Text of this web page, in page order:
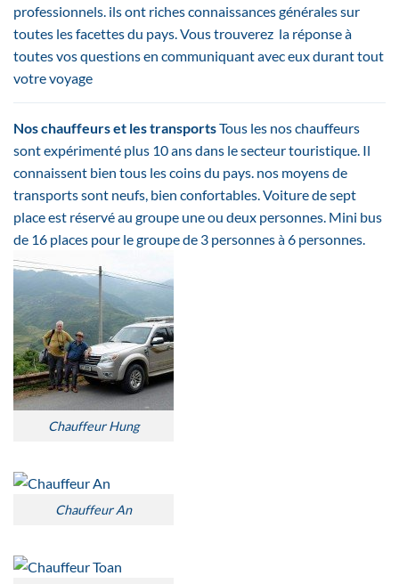
professionnels. ils ont riches connaissances générales sur
toutes les facettes du pays. Vous trouverez la réponse à
toutes vos questions en communiquant avec eux durant tout
votre voyage
Nos chauffeurs et les transportsTous les nos chauffeurs
sont expérimenté plus 10 ans dans le secteur touristique. Il
connaissent bien tous les coins du pays. nos moyens de
transports sont neufs, bien confortables. Voiture de sept
place est réservé au groupe une ou deux personnes. Mini bus
de 16 places pour le groupe de 3 personnes à 6 personnes.
Chauffeur Hung
Chauffeur An